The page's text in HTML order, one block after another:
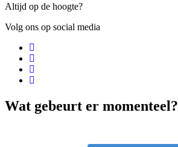
Altijd op de hoogte?
Volg ons op social media
Wat gebeurt er momenteel?